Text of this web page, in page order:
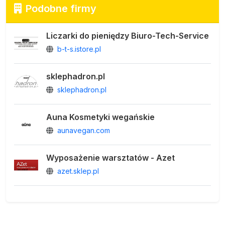
Podobne firmy
Liczarki do pieniędzy Biuro-Tech-Service
b-t-s.istore.pl
sklephadron.pl
sklephadron.pl
Auna Kosmetyki wegańskie
aunavegan.com
Wyposażenie warsztatów - Azet
azet.sklep.pl